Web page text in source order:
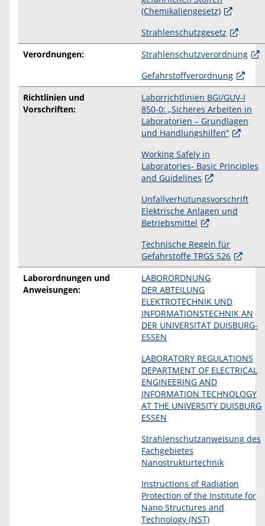
(Chemikaliengesetz)
Strahlenschutzgesetz
Verordnungen:
Strahlenschutzverordnung
Gefahrstoffverordnung
Richtlinien und
Vorschriften:
Laborrichtlinien BGI/GUV-I
850-0: „Sicheres Arbeiten in
Laboratorien – Grundlagen
und Handlungshilfen“
Working Safely in
Laboratories- Basic Principles
and Guidelines
Unfallverhütungsvorschrift
Elektrische Anlagen und
Betriebsmittel
Technische Regeln für
Gefahrstoffe TRGS 526
Laborordnungen und
Anweisungen:
LABORORDNUNG
DER ABTEILUNG
ELEKTROTECHNIK UND
INFORMATIONSTECHNIK AN
DER UNIVERSITÄT DUISBURG-
ESSEN
LABORATORY REGULATIONS
DEPARTMENT OF ELECTRICAL
ENGINEERING AND
INFORMATION TECHNOLOGY
AT THE UNIVERSITY DUISBURG
ESSEN
Strahlenschutzanweisung des
Fachgebietes
Nanostrukturtechnik
Instructions of Radiation
Protection of the Institute for
Nano Structures and
Technology (NST)